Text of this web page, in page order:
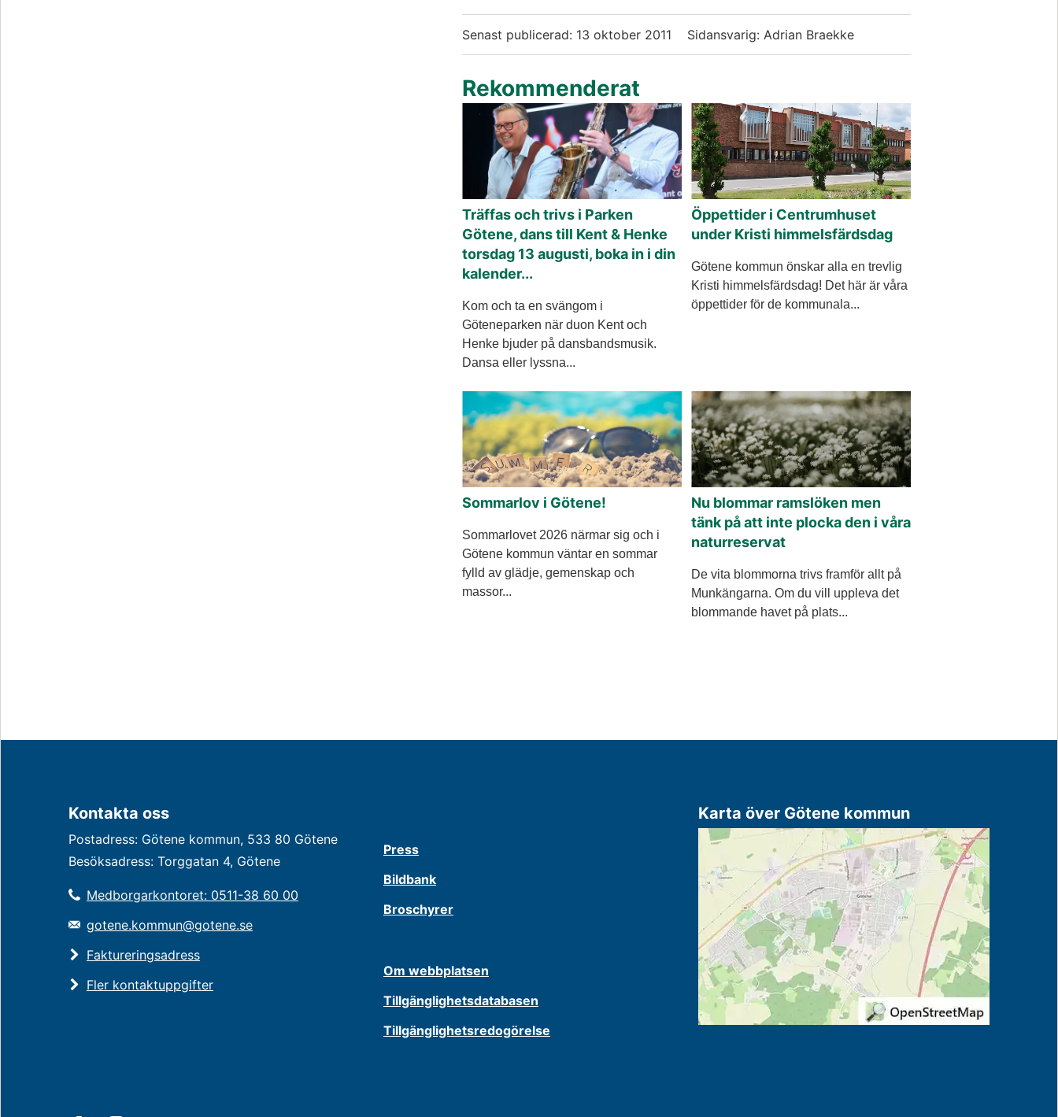
Senast publicerad: 13 oktober 2011 Sidansvarig: Adrian Braekke
Rekommenderat
Träffas och trivs i Parken
Götene, dans till Kent & Henke
torsdag 13 augusti, boka in i din
kalender...
Kom och ta en svängom i
Göteneparken när duon Kent och
Henke bjuder på dansbandsmusik.
Dansa eller lyssna...
Öppettider i Centrumhuset
under Kristi himmelsfärdsdag
Götene kommun önskar alla en trevlig
Kristi himmelsfärdsdag! Det här är våra
öppettider för de kommunala...
Sommarlov i Götene!
Sommarlovet 2026 närmar sig och i
Götene kommun väntar en sommar
fylld av glädje, gemenskap och
massor...
Nu blommar ramslöken men
tänk på att inte plocka den i våra
naturreservat
De vita blommorna trivs framför allt på
Munkängarna. Om du vill uppleva det
blommande havet på plats...
Kontakta oss
Postadress: Götene kommun, 533 80 Götene
Besöksadress: Torggatan 4, Götene
Medborgarkontoret: 0511-38 60 00
gotene.kommun@gotene.se
Faktureringsadress
Fler kontaktuppgifter
Press
Bildbank
Broschyrer
Om webbplatsen
Tillgänglighetsdatabasen
Tillgänglighetsredogörelse
Karta över Götene kommun